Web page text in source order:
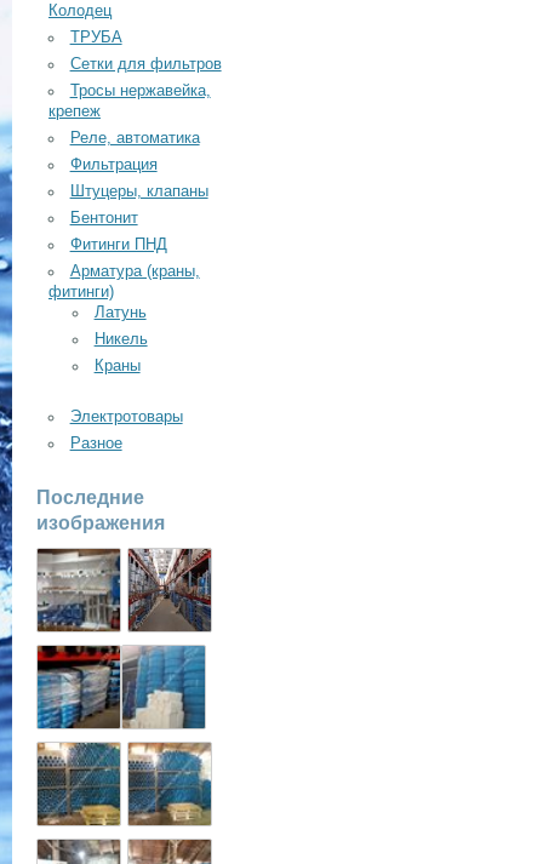
Колодец
ТРУБА
Сетки для фильтров
Тросы нержавейка,
крепеж
Реле, автоматика
Фильтрация
Штуцеры, клапаны
Бентонит
Фитинги ПНД
Арматура (краны,
фитинги)
Латунь
Никель
Краны
Электротовары
Разное
Последние
изображения